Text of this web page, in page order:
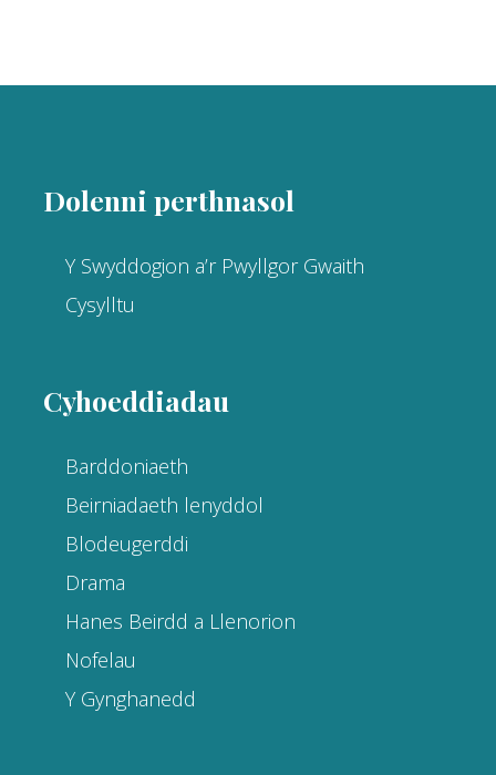
Dolenni perthnasol
Y Swyddogion a’r Pwyllgor Gwaith
Cysylltu
Cyhoeddiadau
Barddoniaeth
Beirniadaeth lenyddol
Blodeugerddi
Drama
Hanes Beirdd a Llenorion
Nofelau
Y Gynghanedd